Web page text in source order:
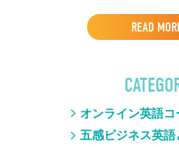
READ
オンライン英語コ
五感ビジネス英語